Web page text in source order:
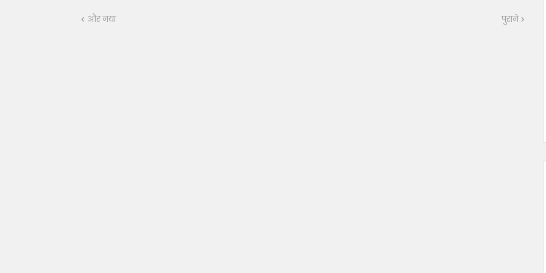
और नया पुराने